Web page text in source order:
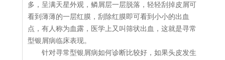
多，呈满天星外观，鳞屑层一层脱落，轻轻刮掉皮屑可
看到薄薄的一层红膜，刮除红膜即可看到小小的出血
点，有人称为血露，医学上又叫筛状出血，这就是寻常
型银屑病临床表现。
针对寻常型银屑病如何诊断比较好，如果头皮发生